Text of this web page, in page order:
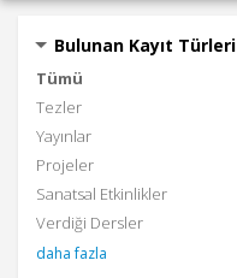
Bulunan Kayıt Türleri
Tümü
Tezler
Yayınlar
Projeler
Sanatsal Etkinlikler
Verdiği Dersler
daha fazla